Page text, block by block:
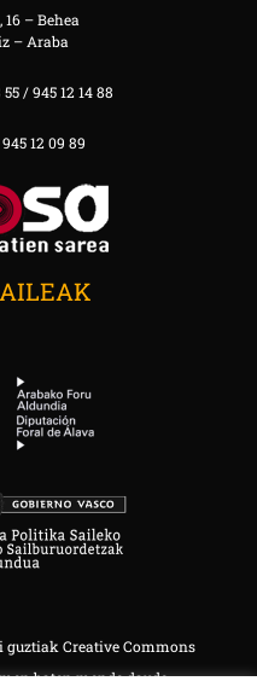
– Behea
– Araba
/ 945 12 14 88
945 12 09 89
guztiak Creative Commons